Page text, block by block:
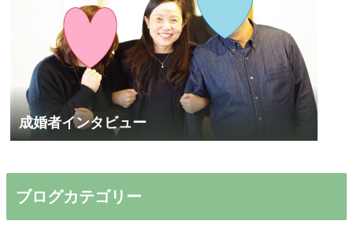
成婚者インタビュー
ブログカテゴリー